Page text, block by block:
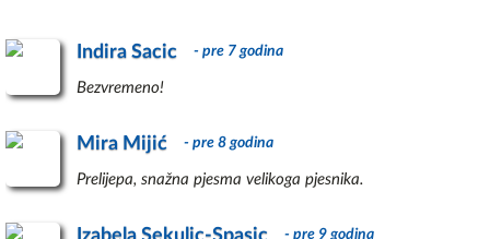
Indira Sacic - pre 7 godina
Bezvremeno!
Mira Mijić - pre 8 godina
Prelijepa, snažna pjesma velikoga pjesnika.
- pre 9 godina